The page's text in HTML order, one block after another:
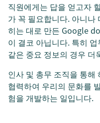
직원에게는 답을 얻고자
가 꼭 필요합니다. 아니나
히는 대로 만든 Google
이 결코 아닙니다. 특히
같은 중요 정보의 경우 더
인사 및 총무 조직을 통해
협력하여 우리의 문화를
험을 개발하는 일입니다.